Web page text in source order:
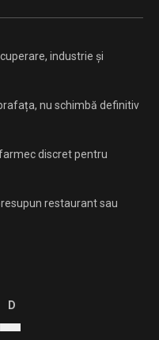
industrie și
nu schimbă definitiv
discret pentru
restaurant sau
D